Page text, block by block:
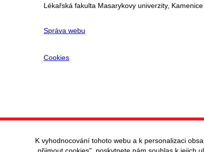
Lékařská fakulta Masarykovy univerzity,
Správa webu
Cookies
K vyhodnocování tohoto webu a k personalizaci